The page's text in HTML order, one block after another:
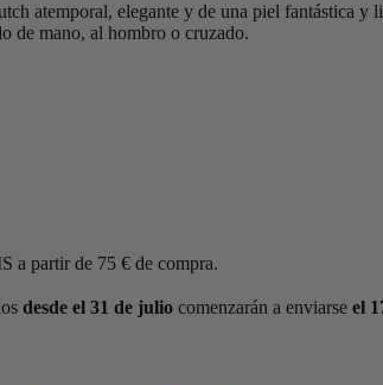
atemporal, elegante y de una piel fantástica y
de mano, al hombro o cruzado.
a partir de 75 € de compra.
desde el 31 de julio comenzarán a enviarse el